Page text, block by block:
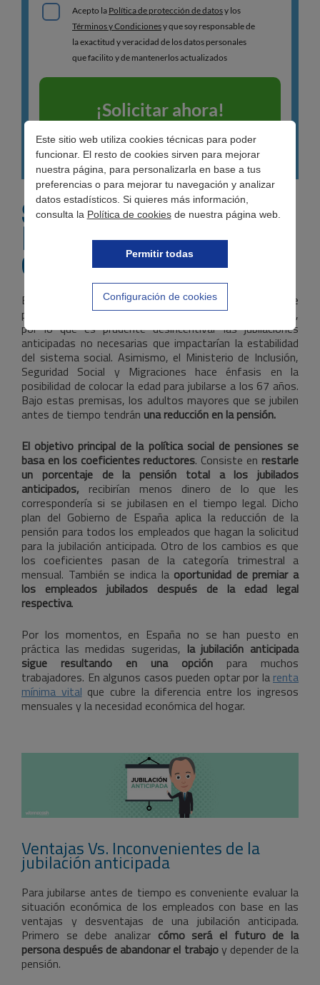
Este sitio web utiliza cookies técnicas para poder
funcionar. El resto de cookies sirven para mejorar
nuestra página, para personalizarla en base a tus
preferencias o para mejorar tu navegación y analizar
datos estadísticos. Si quieres más información,
consulta la Política de cookiesde nuestra página web.
Permitir todas
Configuración de cookies
Situación actual de
la jubilación
anticipada
El actual gobierno ha anunciado la importancia de
proteger la sostenibilidad económica de las pensiones,
por lo que es prudente desincentivar las jubilaciones
anticipadas no necesarias que impactarían la estabilidad
del sistema social. Asimismo, el Ministerio de Inclusión,
Seguridad Social y Migraciones hace énfasis en la
posibilidad de colocar la edad para jubilarse a los 67 años.
Bajo estas premisas, los adultos mayores que se jubilen
antes de tiempo tendrán una reducción en la pensión.
El objetivo principal de la política social de pensiones se
basa en los coeficientes reductores. Consiste en restarle
un porcentaje de la pensión total a los jubilados
anticipados, recibirían menos dinero de lo que les
correspondería si se jubilasen en el tiempo legal. Dicho
plan del Gobierno de España aplica la reducción de la
pensión para todos los empleados que hagan la solicitud
para la jubilación anticipada. Otro de los cambios es que
los coeficientes pasan de la categoría trimestral a
mensual. También se indica la oportunidad de premiar a
los empleados jubilados después de la edad legal
respectiva.
Por los momentos, en España no se han puesto en
práctica las medidas sugeridas, la jubilación anticipada
sigue resultando en una opción para muchos
trabajadores. En algunos casos pueden optar por la renta
mínima vital que cubre la diferencia entre los ingresos
mensuales y la necesidad económica del hogar.
Ventajas Vs. Inconvenientes de la
jubilación anticipada
Para jubilarse antes de tiempo es conveniente evaluar la
situación económica de los empleados con base en las
ventajas y desventajas de una jubilación anticipada.
Primero se debe analizar cómo será el futuro de la
persona después de abandonar el trabajoy depender de la
pensión.